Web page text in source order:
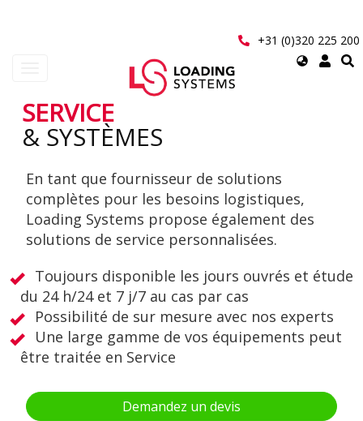
+31 (0)320 225 200
Select
User
menu
SERVICE
& SYSTÈMES
En tant que fournisseur de solutions
complètes pour les besoins logistiques,
Loading Systems propose également des
solutions de service personnalisées.
Toujours disponible les jours ouvrés et étude
du 24 h/24 et 7 j/7 au cas par cas
Possibilité de sur mesure avec nos experts
Une large gamme de vos équipements peut
être traitée en Service
Demandez un devis